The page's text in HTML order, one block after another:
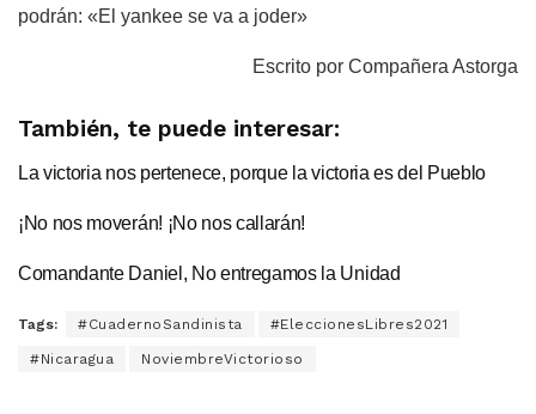
podrán: «El yankee se va a joder»
Escrito por Compañera Astorga
También, te puede interesar:
La victoria nos pertenece, porque la victoria es del Pueblo
¡No nos moverán! ¡No nos callarán!
Comandante Daniel, No entregamos la Unidad
Tags: #CuadernoSandinista #EleccionesLibres2021
#Nicaragua NoviembreVictorioso